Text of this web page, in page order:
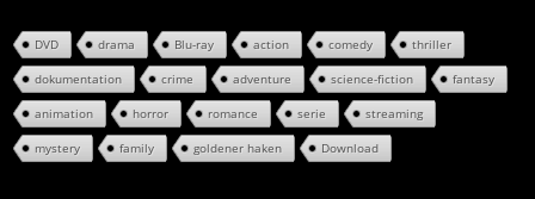
DVD drama Blu-ray action comedy thriller
dokumentation crime adventure science-fiction fantasy
animation horror romance serie streaming
mystery family goldener haken Download